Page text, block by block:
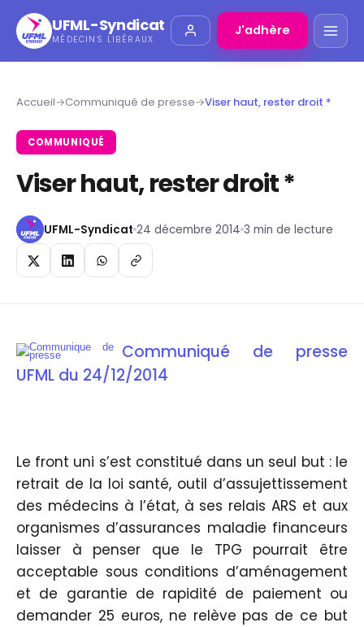
UFML-Syndicat
MÉDECINS LIBÉRAUX
J'adhère
Accueil→Communiqué de presse→Viser haut, rester droit *
COMMUNIQUÉ
Viser haut, rester droit *
UFML-Syndicat 24 décembre 2014 3 min de lecture
Communiqué de presse
UFML du 24/12/2014
Le front uni s’est constitué dans un seul but : le
retrait de la loi santé, outil d’assujettissement
des médecins à l’état, à ses relais ARS et aux
organismes d’assurances maladie financeurs
laisser à penser que le TPG pourrait être
acceptable sous conditions d’aménagement
et de garantie de rapidité de paiement ou
demander 25 euros, ne relève pas de ce but